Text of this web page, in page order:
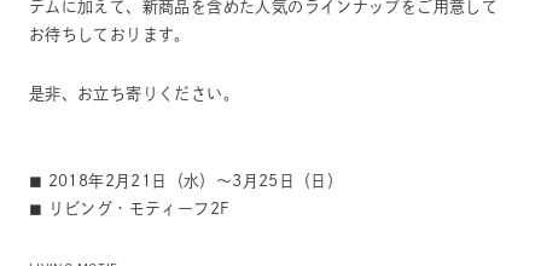
テムに加えて、新商品を含めた人気のラインナップをご用意して
お待ちしております。
是非、お立ち寄りください。
◼︎ 2018年2月21日（水）～3月25日（日）
◼︎ リビング・モティーフ2F